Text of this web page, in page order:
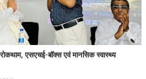
एसएचई-बॉक्स एवं मानसिक स्वास्थ्य